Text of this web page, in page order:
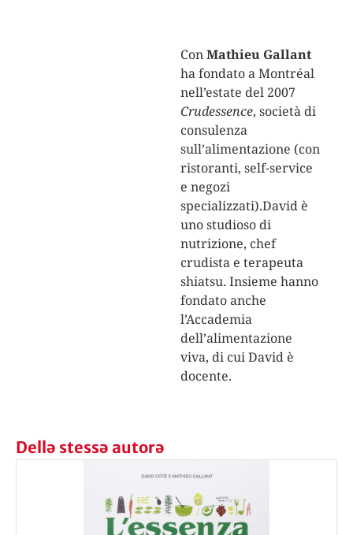
ConMathieu Gallant
ha fondato a Montréal
nell’estate del 2007
Crudessence, società di
consulenza
sull’alimentazione (con
ristoranti, self-service
e negozi
specializzati).David è
uno studioso di
nutrizione, chef
crudista e terapeuta
shiatsu. Insieme hanno
fondato anche
l’Accademia
dell’alimentazione
viva, di cui David è
docente.
Dellə stessə autorə